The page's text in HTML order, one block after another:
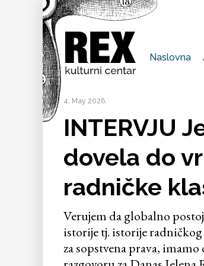
Naslovna
4. May 2026.
INTERVJU
dovela do
radničke
Verujem da globalno
istorije tj. istorije
za sopstvena prava,